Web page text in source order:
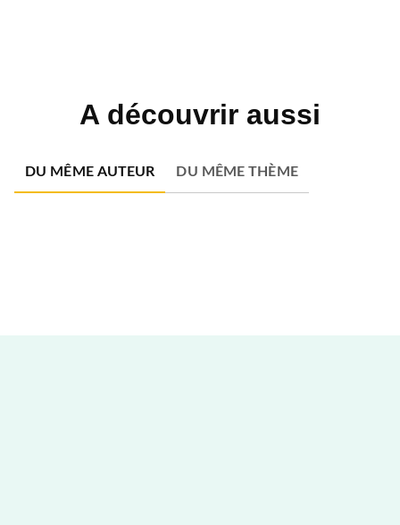
A découvrir aussi
DU MÊME AUTEUR DU MÊME THÈME